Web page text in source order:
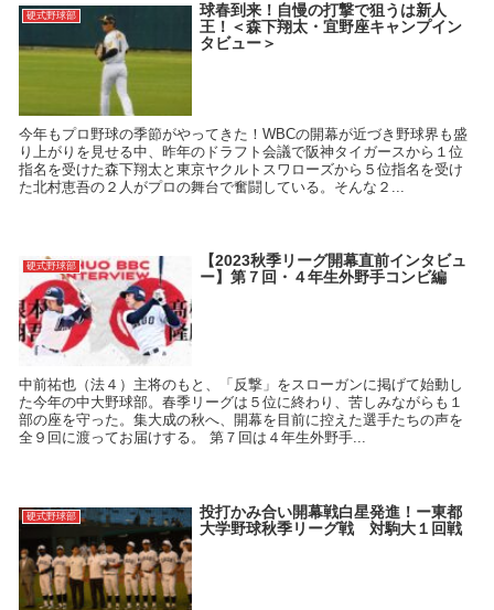
硬式野球部
球春到来！自慢の打撃で狙うは新人
王！＜森下翔太・宜野座キャンプイン
タビュー＞
今年もプロ野球の季節がやってきた！WBCの開幕が近づき野球界も盛
り上がりを見せる中、昨年のドラフト会議で阪神タイガースから１位
指名を受けた森下翔太と東京ヤクルトスワローズから５位指名を受け
た北村恵吾の２人がプロの舞台で奮闘している。そんな２...
硬式野球部
【2023秋季リーグ開幕直前インタビュ
ー】第７回・４年生外野手コンビ編
中前祐也（法４）主将のもと、「反撃」をスローガンに掲げて始動し
た今年の中大野球部。春季リーグは５位に終わり、苦しみながらも１
部の座を守った。集大成の秋へ、開幕を目前に控えた選手たちの声を
全９回に渡ってお届けする。 第７回は４年生外野手...
硬式野球部
投打かみ合い開幕戦白星発進！ー東都
大学野球秋季リーグ戦 対駒大１回戦